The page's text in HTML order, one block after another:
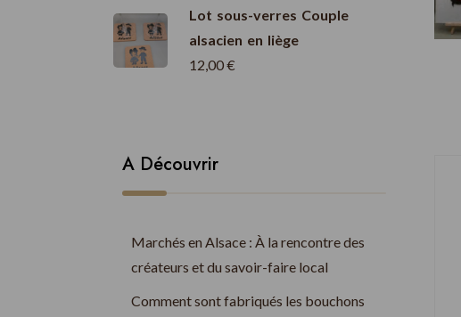
Lot sous-verres Couple
alsacien en liège
12,00€
A Découvrir
Marchés en Alsace : À la rencontre des
créateurs et du savoir-faire local
Comment sont fabriqués les bouchons